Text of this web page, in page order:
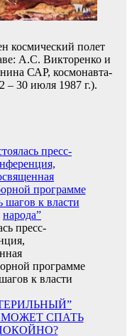
космический полет
А.С. Викторенко и
САР, космонавта-
– 30 июля 1987 г.).
пресс-
программе
к власти